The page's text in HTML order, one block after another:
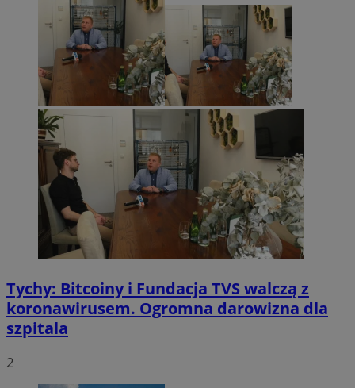
Tychy: Bitcoiny i Fundacja TVS walczą z
koronawirusem. Ogromna darowizna dla
szpitala
2